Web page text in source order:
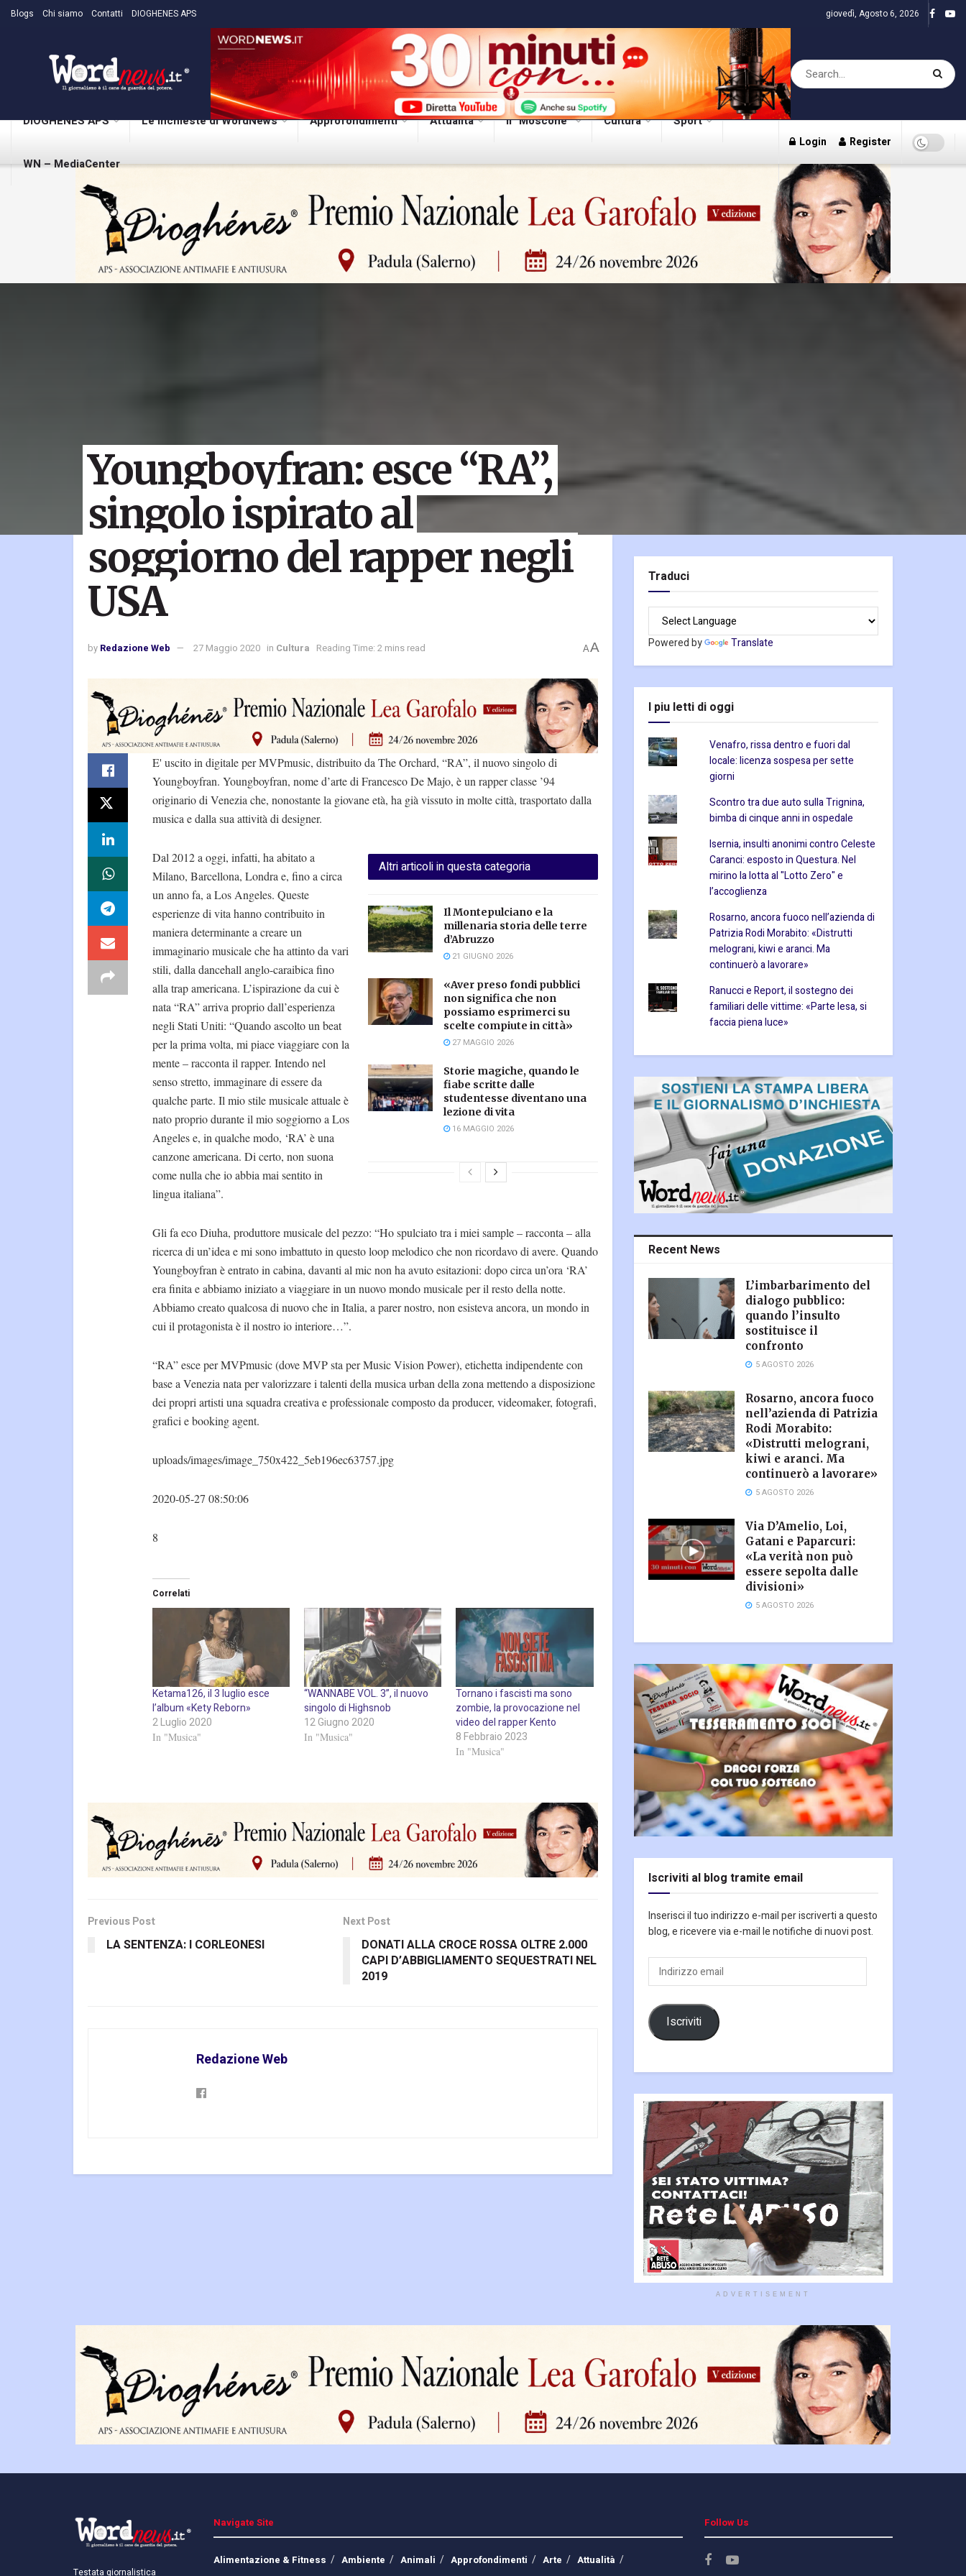
Blogs Chi siamo Contatti DIOGHENES APS giovedì, Agosto 6, 2026
DIOGHENES APS Le inchieste di WordNews Approfondimenti Attualità Il “Moscone” Cultura Sport
WN – MediaCenter
Login Register
Youngboyfran: esce “RA”,
singolo ispirato al
soggiorno del rapper negli
USA
by Redazione Web 27 Maggio 2020 in Cultura Reading Time: 2 mins read AA
E' uscito in digitale per MVPmusic, distribuito da The Orchard, “RA”, il nuovo singolo di
Youngboyfran. Youngboyfran, nome d’arte di Francesco De Majo, è un rapper classe ’94
originario di Venezia che, nonostante la giovane età, ha già vissuto in molte città, trasportato dalla
musica e dalla sua attività di designer.
Altri articoli in questa categoria
Il Montepulciano e la
millenaria storia delle terre
d’Abruzzo
21 GIUGNO 2026
«Aver preso fondi pubblici
non significa che non
possiamo esprimerci su
scelte compiute in città»
27 MAGGIO 2026
Storie magiche, quando le
fiabe scritte dalle
studentesse diventano una
lezione di vita
16 MAGGIO 2026
Dal 2012 a oggi, infatti, ha abitato a
Milano, Barcellona, Londra e, fino a circa
un anno fa, a Los Angeles. Queste
esperienze di vita hanno contribuito in
maniera determinante a creare un
immaginario musicale che ha attinto da vari
stili, dalla dancehall anglo-caraibica fino
alla trap americana. L’ispirazione da cui è
nata “RA” arriva proprio dall’esperienza
negli Stati Uniti: “Quando ascolto un beat
per la prima volta, mi piace viaggiare con la
mente – racconta il rapper. Intendo nel
senso stretto, immaginare di essere da
qualche parte. Il mio stile musicale attuale è
nato proprio durante il mio soggiorno a Los
Angeles e, in qualche modo, ‘RA’ è una
canzone americana. Di certo, non suona
come nulla che io abbia mai sentito in
lingua italiana”.
Gli fa eco Diuha, produttore musicale del pezzo: “Ho spulciato tra i miei sample – racconta – alla
ricerca di un’idea e mi sono imbattuto in questo loop melodico che non ricordavo di avere. Quando
Youngboyfran è entrato in cabina, davanti al mic non ha avuto esitazioni: dopo circa un’ora ‘RA’
era finita e abbiamo iniziato a viaggiare in un nuovo mondo musicale per il resto della notte.
Abbiamo creato qualcosa di nuovo che in Italia, a parer nostro, non esisteva ancora, un mondo in
cui il protagonista è il nostro io interiore…”.
“RA” esce per MVPmusic (dove MVP sta per Music Vision Power), etichetta indipendente con
base a Venezia nata per valorizzare i talenti della musica urban della zona mettendo a disposizione
dei propri artisti una squadra creativa e professionale composto da producer, videomaker, fotografi,
grafici e booking agent.
uploads/images/image_750x422_5eb196ec63757.jpg
2020-05-27 08:50:06
8
Correlati
Ketama126, il 3 luglio esce
l’album «Kety Reborn»
2 Luglio 2020
In "Musica"
“WANNABE VOL. 3”, il nuovo
singolo di Highsnob
12 Giugno 2020
In "Musica"
Tornano i fascisti ma sono
zombie, la provocazione nel
video del rapper Kento
8 Febbraio 2023
In "Musica"
Previous Post
LA SENTENZA: I CORLEONESI
Next Post
DONATI ALLA CROCE ROSSA OLTRE 2.000
CAPI D’ABBIGLIAMENTO SEQUESTRATI NEL
2019
Redazione Web
Traduci
Powered by Translate
I piu letti di oggi
Venafro, rissa dentro e fuori dal
locale: licenza sospesa per sette
giorni
Scontro tra due auto sulla Trignina,
bimba di cinque anni in ospedale
Isernia, insulti anonimi contro Celeste
Caranci: esposto in Questura. Nel
mirino la lotta al "Lotto Zero" e
l’accoglienza
Rosarno, ancora fuoco nell’azienda di
Patrizia Rodi Morabito: «Distrutti
melograni, kiwi e aranci. Ma
continuerò a lavorare»
Ranucci e Report, il sostegno dei
familiari delle vittime: «Parte lesa, si
faccia piena luce»
Recent News
L’imbarbarimento del
dialogo pubblico:
quando l’insulto
sostituisce il
confronto
5 AGOSTO 2026
Rosarno, ancora fuoco
nell’azienda di Patrizia
Rodi Morabito:
«Distrutti melograni,
kiwi e aranci. Ma
continuerò a lavorare»
5 AGOSTO 2026
Via D’Amelio, Loi,
Gatani e Paparcuri:
«La verità non può
essere sepolta dalle
divisioni»
5 AGOSTO 2026
Iscriviti al blog tramite email
Inserisci il tuo indirizzo e-mail per iscriverti a questo
blog, e ricevere via e-mail le notifiche di nuovi post.
Indirizzo
email
Iscriviti
ADVERTISEMENT
Testata giornalistica
Navigate Site
Alimentazione & Fitness Ambiente Animali Approfondimenti Arte
Attualità
Follow Us